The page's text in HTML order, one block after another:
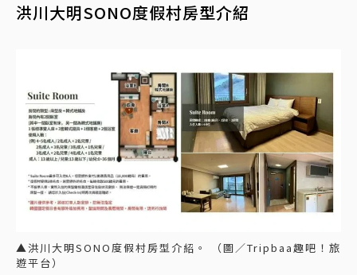
洪川大明SONO度假村房型介紹
▲洪川大明SONO度假村房型介紹。 （圖／Tripbaa趣吧！旅
遊平台）